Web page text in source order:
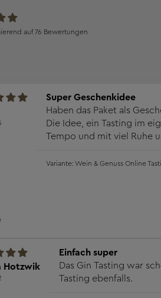
auf 76 Bewertungen
Super Geschenkidee
Haben das Paket als
Die Idee, ein Tasting im
Tempo und mit viel Ruhe
Wein & Genuss Online
Hotzwik
Einfach super
Das Gin Tasting war
Tasting ebenfalls.